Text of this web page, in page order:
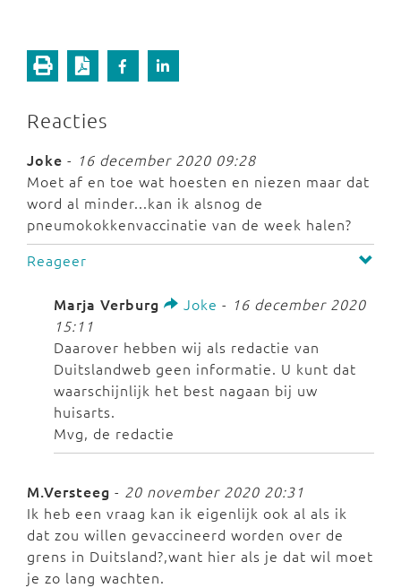
Reacties
Joke - 16 december 2020 09:28
Moet af en toe wat hoesten en niezen maar dat
word al minder...kan ik alsnog de
pneumokokkenvaccinatie van de week halen?
Reageer
Marja Verburg Joke - 16 december 2020
15:11
Daarover hebben wij als redactie van
Duitslandweb geen informatie. U kunt dat
waarschijnlijk het best nagaan bij uw
huisarts.
Mvg, de redactie
M.Versteeg - 20 november 2020 20:31
Ik heb een vraag kan ik eigenlijk ook al als ik
dat zou willen gevaccineerd worden over de
grens in Duitsland?,want hier als je dat wil moet
je zo lang wachten.